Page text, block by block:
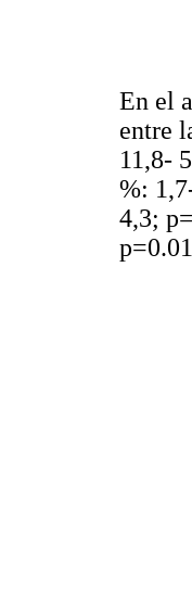
En el
entre
11,8-
%:
4,3;